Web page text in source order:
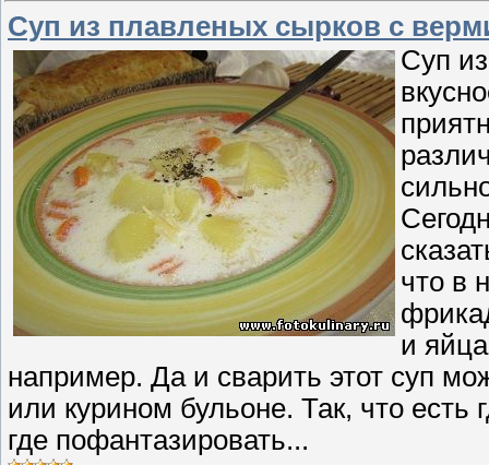
Суп из плавленых сырков с
Суп
что в
и
например. Да и сварить этот суп
или курином бульоне. Так, что есть
где пофантазировать...